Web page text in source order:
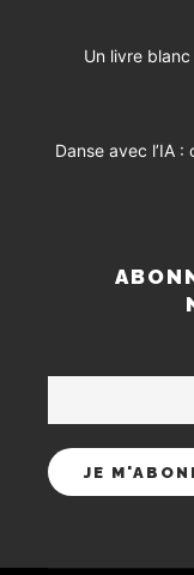
Un livre
Danse avec l’IA